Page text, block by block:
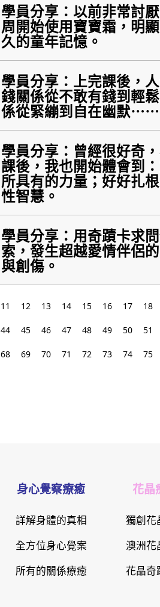
學員分享：以前非常討
周開始使用寶寶霜，明
久的童年記憶。
學員分享：上完課後，
錢關係從不敢有錢到輕
係從緊繃到自在幽默⋯⋯
學員分享：曾經很好奇
課後，我也開始體會到
所具有的力量；好好扎
性智慧。
學員分享：用奇蹟卡求
索，發生超越愛情伴侶
與創傷。
11 12 13 14 15 16 17 18
44 45 46 47 48 49 50 51
68 69 70 71 72 73 74 75
身心覺察療癒
詳解身體的真相
全方位身心覺案
所有的關係療癒
花晶
獨創花
澳洲花
花晶奇